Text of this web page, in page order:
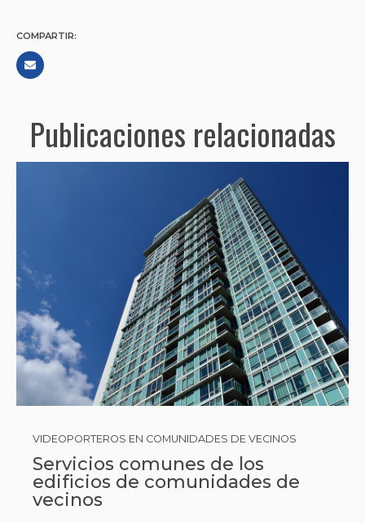
COMPARTIR:
Publicaciones relacionadas
VIDEOPORTEROS EN COMUNIDADES DE VECINOS
Servicios comunes de los
edificios de comunidades de
vecinos